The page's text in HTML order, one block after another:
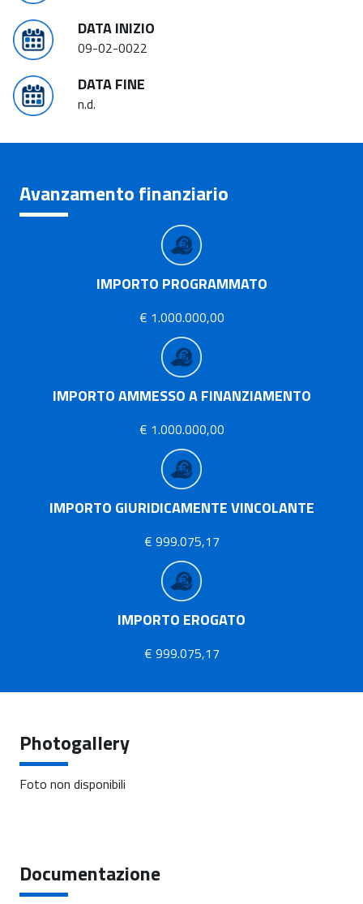
DATA INIZIO
09-02-0022
DATA FINE
n.d.
Avanzamento finanziario
IMPORTO PROGRAMMATO
€ 1.000.000,00
IMPORTO AMMESSO A FINANZIAMENTO
€ 1.000.000,00
IMPORTO GIURIDICAMENTE VINCOLANTE
€ 999.075,17
IMPORTO EROGATO
€ 999.075,17
Photogallery
Foto non disponibili
Documentazione